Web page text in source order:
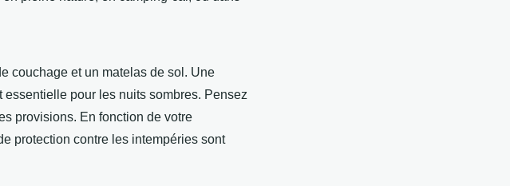
couchage et un matelas de sol. Une
pour les nuits sombres. Pensez
provisions. En fonction de votre
protection contre les intempéries sont